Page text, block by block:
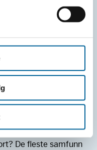
mens klokken
Jeg er på jakt
som treffer nye
om dødsstraff
hva et totalitært
hans gjorde med
ressurssterk person
De fleste samfunn